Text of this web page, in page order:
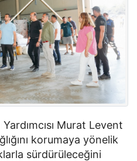
Murat Levent
korumaya yönelik
sürdürüleceğini